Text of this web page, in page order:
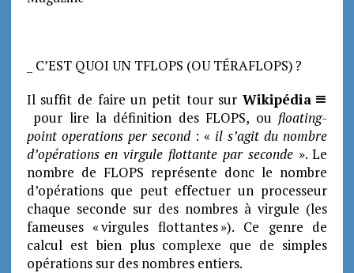
_ C’EST QUOI UN TFLOPS (OU TÉRAFLOPS) ?
Il suffit de faire un petit tour sur Wikipédia
pour lire la définition des FLOPS, ou floating-
point operations per second: « il s’agit du nombre
d’opérations en virgule flottante par seconde». Le
nombre de FLOPS représente donc le nombre
d’opérations que peut effectuer un processeur
chaque seconde sur des nombres à virgule (les
fameuses « virgules flottantes »). Ce genre de
calcul est bien plus complexe que de simples
opérations sur des nombres entiers.